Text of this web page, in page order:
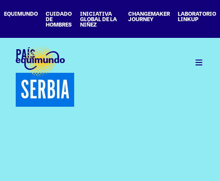
EQUIMUNDO CUIDADO
DE
HOMBRES
INICIATIVA
GLOBAL DE LA
NIÑEZ
CHANGEMAKER
JOURNEY
LABORATORIO
LINKUP
PAÍS
SERBIA